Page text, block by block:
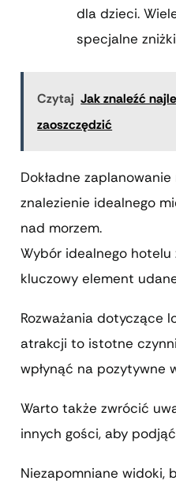
dla dzieci.
specjalne
Czytaj Jak znaleźć
zaoszczędzić
Dokładne
znalezienie idealnego
nad morzem.
Wybór idealnego
kluczowy element
Rozważania dotyczące
atrakcji to istotne
wpłynąć na pozytywne
Warto także zwrócić
innych gości, aby
Niezapomniane widoki,